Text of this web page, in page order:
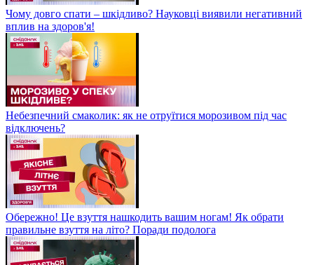
Чому довго спати – шкідливо? Науковці виявили негативний
вплив на здоров'я!
Небезпечний смаколик: як не отруїтися морозивом під час
відключень?
Обережно! Це взуття нашкодить вашим ногам! Як обрати
правильне взуття на літо? Поради подолога